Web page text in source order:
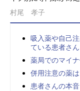
村尾 孝子
吸入薬や自己
ている患者さん
薬局でのマイ
併用注意の薬
患者さんの本